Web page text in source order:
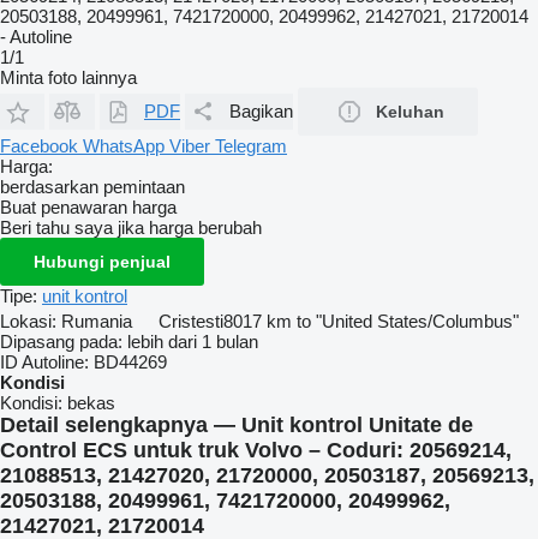
1/1
Minta foto lainnya
PDF
Bagikan Keluhan
Facebook WhatsApp Viber Telegram
Harga:
berdasarkan pemintaan
Buat penawaran harga
Beri tahu saya jika harga berubah
Hubungi penjual
Tipe: unit kontrol
Lokasi: Rumania Cristesti8017 km to "United States/Columbus"
Dipasang pada: lebih dari 1 bulan
ID Autoline: BD44269
Kondisi
Kondisi: bekas
Detail selengkapnya — Unit kontrol Unitate de
Control ECS untuk truk Volvo – Coduri: 20569214,
21088513, 21427020, 21720000, 20503187, 20569213,
20503188, 20499961, 7421720000, 20499962,
21427021, 21720014